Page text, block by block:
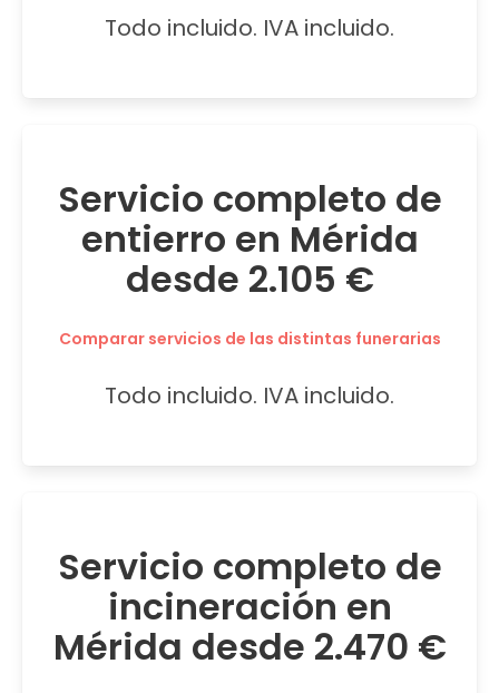
Todo incluido. IVA incluido.
Servicio completo de
entierro en Mérida
desde 2.105 €
Comparar servicios de las distintas funerarias
Todo incluido. IVA incluido.
Servicio completo de
incineración en
Mérida desde 2.470 €